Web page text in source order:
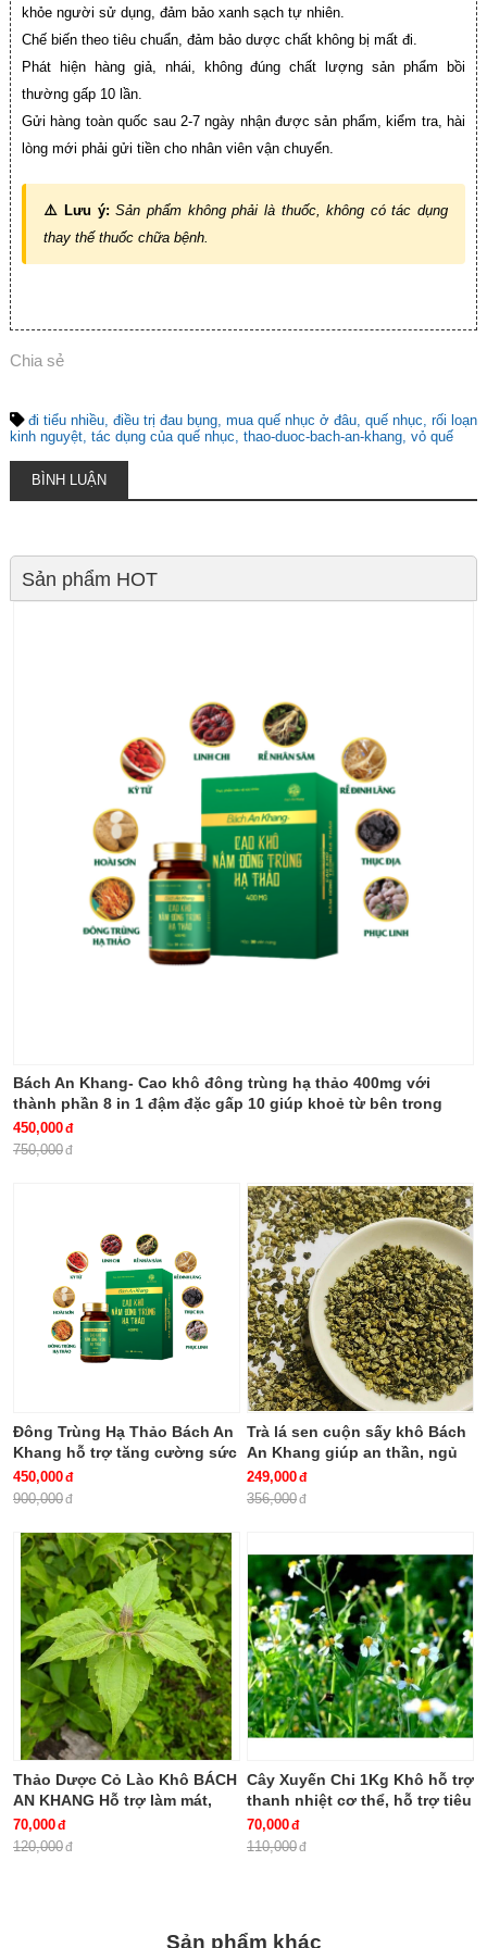
khỏe người sử dụng, đảm bảo xanh sạch tự nhiên.
Chế biến theo tiêu chuẩn, đảm bảo dược chất không bị mất đi.
Phát hiện hàng giả, nhái, không đúng chất lượng sản phẩm bồi
thường gấp 10 lần.
Gửi hàng toàn quốc sau 2-7 ngày nhận được sản phẩm, kiểm tra, hài
lòng mới phải gửi tiền cho nhân viên vận chuyển.
⚠️ Lưu ý: Sản phẩm không phải là thuốc, không có tác dụng
thay thế thuốc chữa bệnh.
Chia sẻ
đi tiểu nhiều điều trị đau bụng mua quế nhục ở đâu quế nhục rối loạn
kinh nguyệt tác dụng của quế nhục thao-duoc-bach-an-khang vỏ quế
BÌNH LUẬN
Sản phẩm HOT
Bách An Khang- Cao khô đông trùng hạ thảo 400mg với
thành phần 8 in 1 đậm đặc gấp 10 giúp khoẻ từ bên trong
bảo vệ gia đình bạn
450,000
750,000
Đông Trùng Hạ Thảo Bách An
Khang hỗ trợ tăng cường sức
khỏe, giảm mệt mỏi (hộp 30
viên)
450,000
900,000
Trà lá sen cuộn sấy khô Bách
An Khang giúp an thần, ngủ
ngon
249,000
356,000
Thảo Dược Cỏ Lào Khô BÁCH
AN KHANG Hỗ trợ làm mát,
giảm viêm, hỗ trợ tiêu hóa
70,000
120,000
Cây Xuyến Chi 1Kg Khô hỗ trợ
thanh nhiệt cơ thể, hỗ trợ tiêu
hóa BÁCH AN KHANG
70,000
110,000
Sản phẩm khác